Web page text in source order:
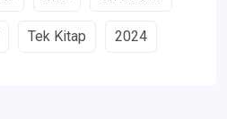
Tek Kitap 2024